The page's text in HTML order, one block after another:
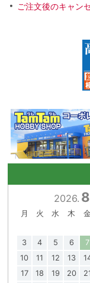
ご注文後のキャン
2026. 8
月 火 水 木 金
3
4 5 6 7
10
11 12 13
17
18 19 20